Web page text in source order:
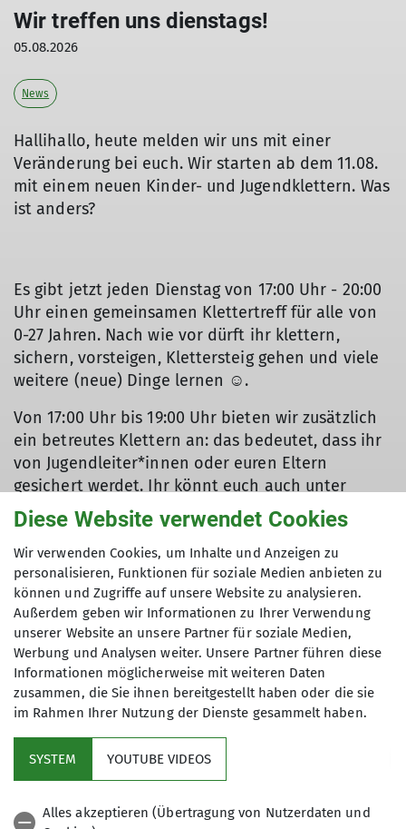
Wir treffen uns dienstags!
05.08.2026
News
Hallihallo, heute melden wir uns mit einer
Veränderung bei euch. Wir starten ab dem 11.08.
mit einem neuen Kinder- und Jugendklettern. Was
ist anders?
Es gibt jetzt jeden Dienstag von 17:00 Uhr - 20:00
Uhr einen gemeinsamen Klettertreff für alle von
0-27 Jahren. Nach wie vor dürft ihr klettern,
sichern, vorsteigen, Klettersteig gehen und viele
weitere (neue) Dinge lernen ☺️.
Von 17:00 Uhr bis 19:00 Uhr bieten wir zusätzlich
ein betreutes Klettern an: das bedeutet, dass ihr
von Jugendleiter*innen oder euren Eltern
gesichert werdet. Ihr könnt euch auch unter
Aufsicht gegenseitig sichern.
Ab 19:00 Uhr findet ausschließlich ein freies
Klettern der Jugend statt. Das bedeutet, ab dann
ist „elternfreie“ Zone 😉, und die Teilnehmenden
müssen sich gegenseitig sichern, ohne direkte
Kontrolle (aber natürlich unter Aufsicht).
Donnerstags findet vorerst kein Jugendklettern
mehr statt. Wir freuen uns dienstags auf euch
🧗🏼‍♂️.
Diese Website verwendet Cookies
Wir verwenden Cookies, um Inhalte und Anzeigen zu
personalisieren, Funktionen für soziale Medien anbieten zu
können und Zugriffe auf unsere Website zu analysieren.
Außerdem geben wir Informationen zu Ihrer Verwendung
unserer Website an unsere Partner für soziale Medien,
Werbung und Analysen weiter. Unsere Partner führen diese
Informationen möglicherweise mit weiteren Daten
zusammen, die Sie ihnen bereitgestellt haben oder die sie
im Rahmen Ihrer Nutzung der Dienste gesammelt haben.
SYSTEM YOUTUBE VIDEOS
Alles akzeptieren (Übertragung von Nutzerdaten und